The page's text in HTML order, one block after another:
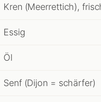
Kren (Meerrettich),
Essig
Öl
Senf (Dijon = schärfer)